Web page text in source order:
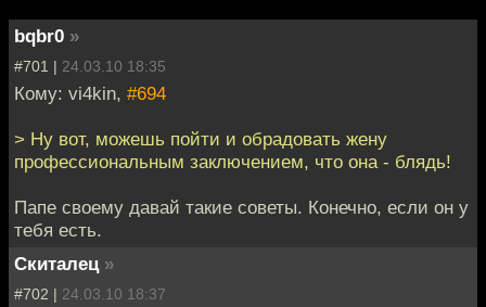
bqbr0 »
#701 | 24.03.10 18:35
Кому: vi4kin, #694
> Ну вот, можешь пойти и обрадовать жену
профессиональным заключением, что она - блядь!
Папе своему давай такие советы. Конечно, если он у
тебя есть.
Скиталец »
#702 | 24.03.10 18:37